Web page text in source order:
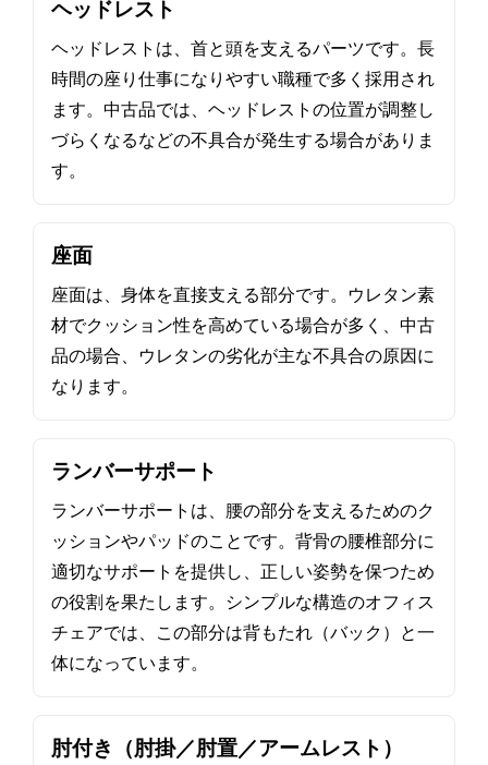
ヘッドレスト
ヘッドレストは、首と頭を支えるパーツです。長
時間の座り仕事になりやすい職種で多く採用され
ます。中古品では、ヘッドレストの位置が調整し
づらくなるなどの不具合が発生する場合がありま
す。
座面
座面は、身体を直接支える部分です。ウレタン素
材でクッション性を高めている場合が多く、中古
品の場合、ウレタンの劣化が主な不具合の原因に
なります。
ランバーサポート
ランバーサポートは、腰の部分を支えるためのク
ッションやパッドのことです。背骨の腰椎部分に
適切なサポートを提供し、正しい姿勢を保つため
の役割を果たします。シンプルな構造のオフィス
チェアでは、この部分は背もたれ（バック）と一
体になっています。
肘付き（肘掛／肘置／アームレスト）